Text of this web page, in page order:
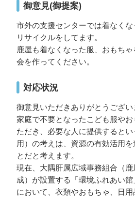
御意見(御提案)
市外の支援センターでは着なく
リサイクルをしてます。
鹿屋も着なくなった服、おもち
会を作ってください。
対応状況
御意見いただきありがとうござい
家庭で不要となったこども服や
ただき、必要な人に提供するとい
用）の考えは、資源の有効活用
とだと考えます。
現在、大隅肝属広域事務組合（
成）が設置する「環境ふれあい館
において、衣類やおもちゃ、日